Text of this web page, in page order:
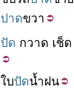
ปาดขวา
ปัด กวาด เช็ด
ใบปัดน้ำฝน